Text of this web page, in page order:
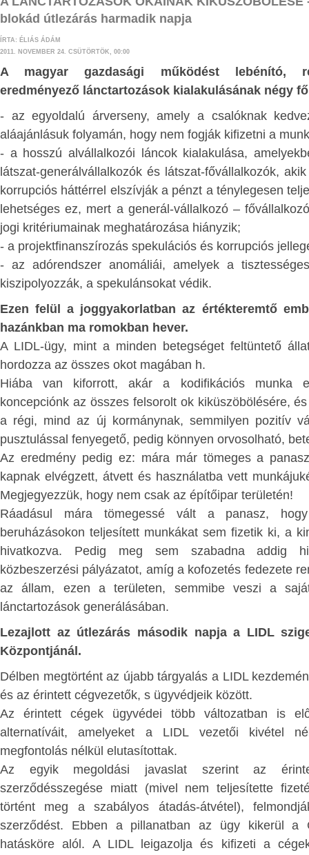
alapjai” című
Nemzeti Hivatala
010001 és
tézisek és
azokról a
amelyek új
lehetnek.
közgazdaságtan
részletesen ki
mértékben
ismertetésére
ESZMEI
:
az erőszakos
; -
létbiztonság és
;-
mint új
-
időszerű
és éhezés
; -
:
és a
világ és az
szintjein
jellege: az
az ingyen
-
Ha az április 8-i választáson
mellékes szempont. Felül kell
személyes rokon- és ellenszenveink
esetleges személyes csalódásaink
alacsonyrendű érzelmi kísértéseinken,
bosszúvágyra, kárörvendésre
hajlamainkon, és valóban
utódainknak a jövője
mérlegelnünk.
Elfogulatlanul fel kell tennünk a
akarnak az országgal, kik mit
I. Az illegális migráció és a kötelező
kérdése
kampányait az illegális
problémaköre tematizálta.
választók döntésében meghatározó
annak, hogy e témával kapcsolatban
milyen gyakorlatot folytatott, ha
illetve milyen álláspontot
politikai erők, amelyek Európa
történő betelepítésének hívei,
veszteségeket szenvedtek, némelyik
mélypontra zuhant, és még
szavazóinak jelentős részét is
azokra az országokra is igaz,
migráció-ellenes erők, ha nagy
is törtek, nem jutottak el a
szükséges győzelemig. De sok
migrációt ellenző pártok
választásokat.
Biztosra vehető, hogy a magyar
kérdése.
1. Miben soros Soros? – néhány sor
Soros György szellemi-morális elődei
lerabolták és kifosztották Afrikát és
euró-amerikai technikai civilizációt
évszázadokban.
Kétségtelenül van különbség a
tömegében viselt szerepüket
gyarmattartó és a nem gyarmattartó
blokád útlezárás harmadik napja
ÍRTA: ÉLIÁS ÁDÁM
2011. NOVEMBER 24. CSÜTÖRTÖK, 00:00
A magyar gazdasági működést lebénító,
eredményező lánctartozások kialakulásának négy
- az egyoldalú árverseny, amely a csalóknak
aláajánlásuk folyamán, hogy nem fogják kifizetni a
- a hosszú alvállalkozói láncok kialakulása,
látszat-generálvállalkozók és látszat-fővállalkozók,
korrupciós háttérrel elszívják a pénzt a ténylegesen
lehetséges ez, mert a generál-vállalkozó –
jogi kritériumainak meghatározása hiányzik;
- a projektfinanszírozás spekulációs és korrupciós
- az adórendszer anomáliái, amelyek a
kiszipolyozzák, a spekulánsokat védik.
Ezen felül a joggyakorlatban az értékteremtő
hazánkban ma romokban hever.
A LIDL-ügy, mint a minden betegséget feltüntető
hordozza az összes okot magában h.
Hiába van kiforrott, akár a kodifikációs munka
koncepciónk az összes felsorolt ok kiküszöbölésére,
a régi, mind az új kormánynak, semmilyen pozitív
pusztulással fenyegető, pedig könnyen orvosolható,
Az eredmény pedig ez: mára már tömeges a
kapnak elvégzett, átvett és használatba vett
Megjegyezzük, hogy nem csak az építőipar területén!
Ráadásul mára tömegessé vált a panasz, hogy
beruházásokon teljesített munkákat sem fizetik ki, a
hivatkozva. Pedig meg sem szabadna addig
közbeszerzési pályázatot, amíg a kofozetés fedezete
az állam, ezen a területen, semmibe veszi a
lánctartozások generálásában.
Lezajlott az útlezárás második napja a LIDL
Központjánál.
Délben megtörtént az újabb tárgyalás a LIDL
és az érintett cégvezetők, s ügyvédjeik között.
Az érintett cégek ügyvédei több változatban is
alternatíváit, amelyeket a LIDL vezetői kivétel
megfontolás nélkül elutasítottak.
Az egyik megoldási javaslat szerint az
szerződésszegése miatt (mivel nem teljesítette
történt meg a szabályos átadás-átvétel),
szerződést. Ebben a pillanatban az ügy kikerül a
hatásköre alól. A LIDL leigazolja és kifizeti a